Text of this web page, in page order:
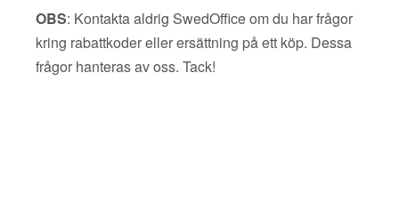
OBS: Kontakta aldrig SwedOffice om du har frågor
kring rabattkoder eller ersättning på ett köp. Dessa
frågor hanteras av oss. Tack!